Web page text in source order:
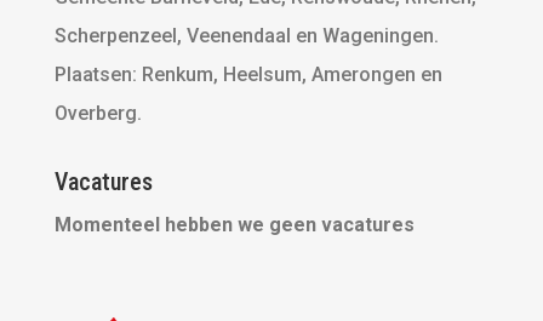
Scherpenzeel, Veenendaal en Wageningen.
Plaatsen: Renkum, Heelsum, Amerongen en
Overberg.
Vacatures
Momenteel hebben we geen vacatures